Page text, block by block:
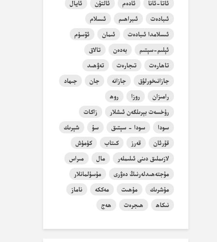
ئاتا-ئانا ئادەم ئالتۇن
ئايال
ئىبادەت
ئىبراھىم
ئىسلام
ئىسلامدا ئىبادەت
ئىمان
ئۆسۈم
ئېلىم-سېتىم
بەدەن
تالاق
تاھارەت
تىجارەت
تەۋھىد
جازانىخورلۇق
جازانە جان
جىھاد
رامىزان
روزا
روھ
رۇخسەت بېرىلگەن ئىشلار
زاكات
سودا
سودا - سېتىق سۇ
شېرىك
قۇرئان
قەرز كىتاب
كۈمۈش
لازىملىق دىنى ئىلىملەر
مال
مىراس
مۇجتەھىدلەرنىڭ دەۋرى
مۇسۇلمانلار
مۇشرىك
مۇھىت مەككە
ناماز
نىكاھ
ھىجرەت ھەج